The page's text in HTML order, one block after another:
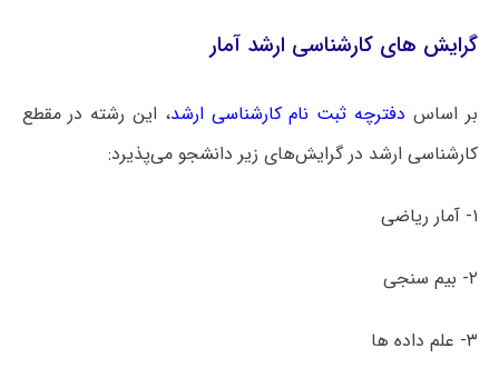
گرایش های کارشناسی ارشد آمار
بر اساس دفترچه ثبت نام کارشناسی ارشد، این رشته در مقطع
کارشناسی ارشد در گرایش‌های زیر دانشجو می‌پذیرد:
۱- آمار ریاضی
۲- بیم سنجی
۳- علم داده ها